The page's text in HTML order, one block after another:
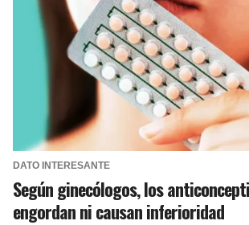
DATO INTERESANTE
Según ginecólogos, los
engordan ni causan inferioridad